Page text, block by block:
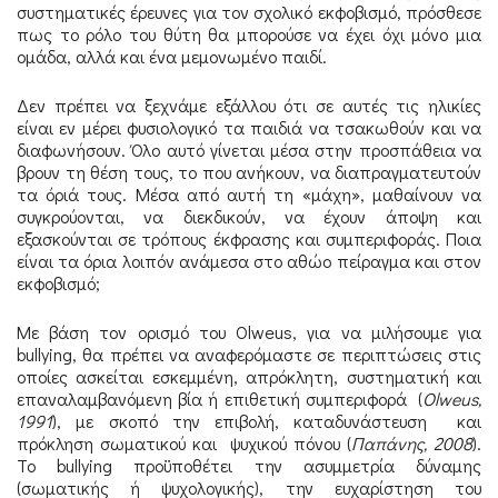
συστηματικές έρευνες για τον σχολικό εκφοβισμό, πρόσθεσε
πως το ρόλο του θύτη θα μπορούσε να έχει όχι μόνο μια
ομάδα, αλλά και ένα μεμονωμένο παιδί.
Δεν πρέπει να ξεχνάμε εξάλλου ότι σε αυτές τις ηλικίες
είναι εν μέρει φυσιολογικό τα παιδιά να τσακωθούν και να
διαφωνήσουν. Όλο αυτό γίνεται μέσα στην προσπάθεια να
βρουν τη θέση τους, το που ανήκουν, να διαπραγματευτούν
τα όριά τους. Μέσα από αυτή τη «μάχη», μαθαίνουν να
συγκρούονται, να διεκδικούν, να έχουν άποψη και
εξασκούνται σε τρόπους έκφρασης και συμπεριφοράς. Ποια
είναι τα όρια λοιπόν ανάμεσα στο αθώο πείραγμα και στον
εκφοβισμό;
Με βάση τον ορισμό του Olweus, για να μιλήσουμε για
bullying, θα πρέπει να αναφερόμαστε σε περιπτώσεις στις
οποίες ασκείται εσκεμμένη, απρόκλητη, συστηματική και
επαναλαμβανόμενη βία ή επιθετική συμπεριφορά (Olweus,
1991), με σκοπό την επιβολή, καταδυνάστευση και
πρόκληση σωματικού και ψυχικού πόνου (Παπάνης, 2008).
Το bullying προϋποθέτει την ασυμμετρία δύναμης
(σωματικής ή ψυχολογικής), την ευχαρίστηση του